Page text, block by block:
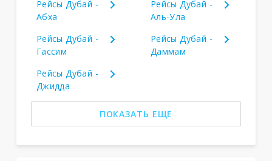
Рейсы Дубай -
Абха
Рейсы Дубай -
Аль-Ула
Рейсы Дубай -
Гассим
Рейсы Дубай -
Даммам
Рейсы Дубай -
Джидда
ПОКАЗАТЬ ЕЩЕ